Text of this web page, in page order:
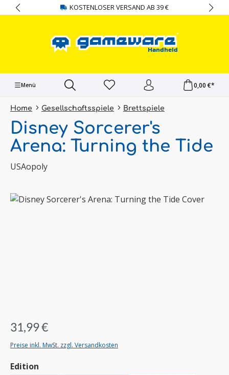
springen KOSTENLOSER VERSAND AB 39 €
Menü 0,00 €*
Home Gesellschaftsspiele Brettspiele
Disney Sorcerer's
Arena: Turning the Tide
USAopoly
Bildergalerie überspringen
31,99 €
Preise inkl. MwSt. zzgl. Versandkosten
Edition